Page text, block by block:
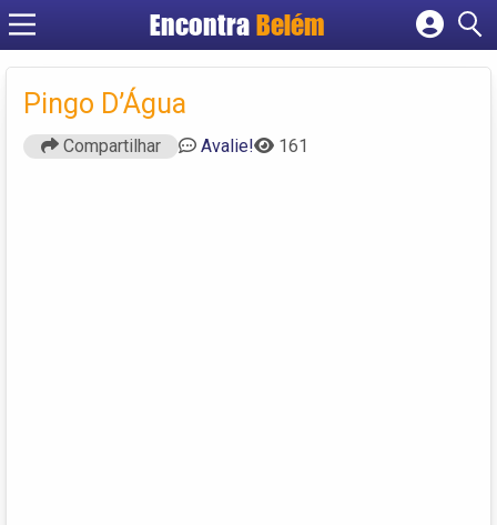
EncontraBelém
Cadastrar empresa
Pingo D’Água
Compartilhar Avalie! 161